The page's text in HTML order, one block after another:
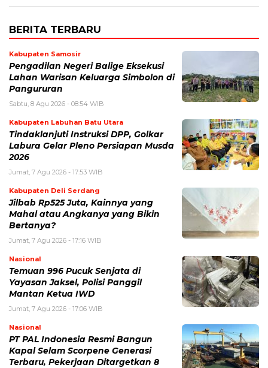
BERITA TERBARU
Kabupaten Samosir
Pengadilan Negeri Balige Eksekusi
Lahan Warisan Keluarga Simbolon di
Pangururan
Sabtu, 8 Agu 2026 - 08:54 WIB
Kabupaten Labuhan Batu Utara
Tindaklanjuti Instruksi DPP, Golkar
Labura Gelar Pleno Persiapan Musda
2026
Jumat, 7 Agu 2026 - 17:53 WIB
Kabupaten Deli Serdang
Jilbab Rp525 Juta, Kainnya yang
Mahal atau Angkanya yang Bikin
Bertanya?
Jumat, 7 Agu 2026 - 17:16 WIB
Nasional
Temuan 996 Pucuk Senjata di
Yayasan Jaksel, Polisi Panggil
Mantan Ketua IWD
Jumat, 7 Agu 2026 - 17:06 WIB
Nasional
PT PAL Indonesia Resmi Bangun
Kapal Selam Scorpene Generasi
Terbaru, Pekerjaan Ditargetkan 8